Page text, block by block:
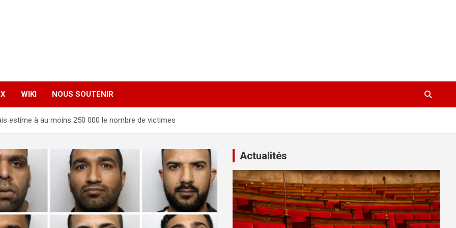
WIKI NOUS SOUTENIR
estime à au moins 250 000 le nombre de victimes
Actualités